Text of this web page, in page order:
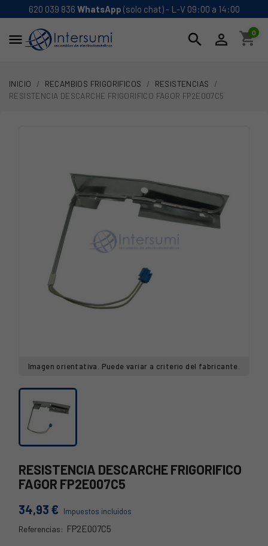
620 039 836 WhatsApp (solo chat) - L-V 09:00 a 14:00
 search  shopping_cart
0
INICIO RECAMBIOS FRIGORIFICOS
RESISTENCIAS
RESISTENCIA DESCARCHE FRIGORIFICO FAGOR FP2E007C5
Imagen orientativa. Puede variar a criterio del fabricante.
RESISTENCIA DESCARCHE FRIGORIFICO
FAGOR FP2E007C5
34,93 € Impuestos incluidos
Referencias: FP2E007C5
26FA0012